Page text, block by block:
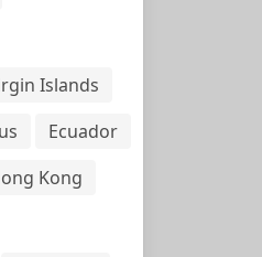
Islands
Ecuador
Kong